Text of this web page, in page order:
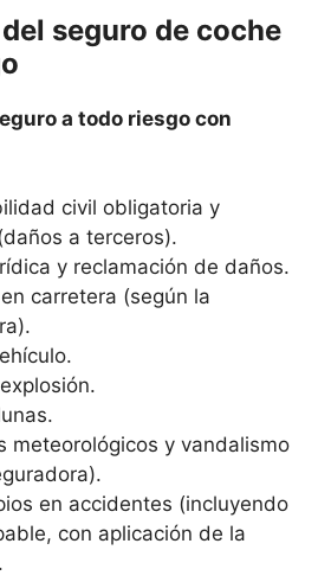
seguro de coche
a todo riesgo con
civil obligatoria y
a terceros).
y reclamación de daños.
carretera (según la
meteorológicos y vandalismo
en accidentes (incluyendo
con aplicación de la